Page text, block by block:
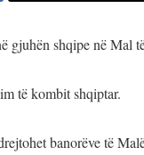
gjuhën shqipe në Mal
të kombit shqiptar.
banorëve të